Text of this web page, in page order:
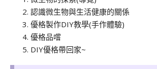
認識微生物與生活健康的關係
優格製作DIY教學(手作體驗)
優格品嚐
DIY優格帶回家~